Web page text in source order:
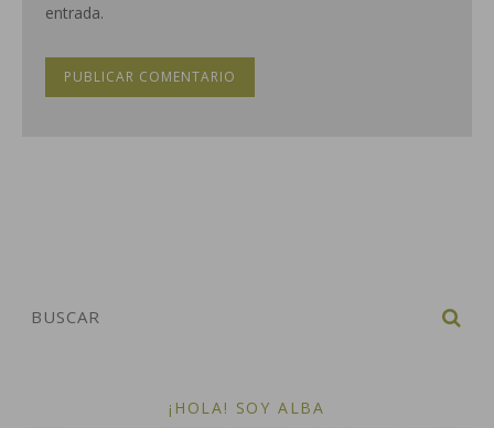
entrada.
¡HOLA! SOY ALBA